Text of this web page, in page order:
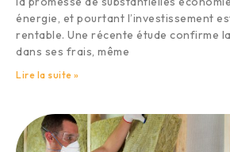
énergie, et pourtant l’investissement
rentable. Une récente étude confirme
dans ses frais, même
Lire la suite »